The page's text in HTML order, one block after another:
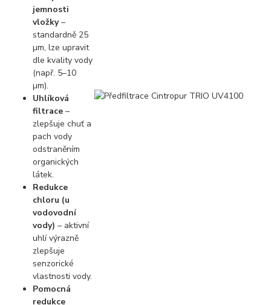
jemnosti
vložky–
standardně 25
µm, lze upravit
dle kvality vody
(např. 5–10
µm).
Uhlíková
filtrace –
zlepšuje chuť a
pach vody
odstraněním
organických
látek.
Redukce
chloru (u
vodovodní
vody) – aktivní
uhlí výrazně
zlepšuje
senzorické
vlastnosti vody.
Pomocná
redukce